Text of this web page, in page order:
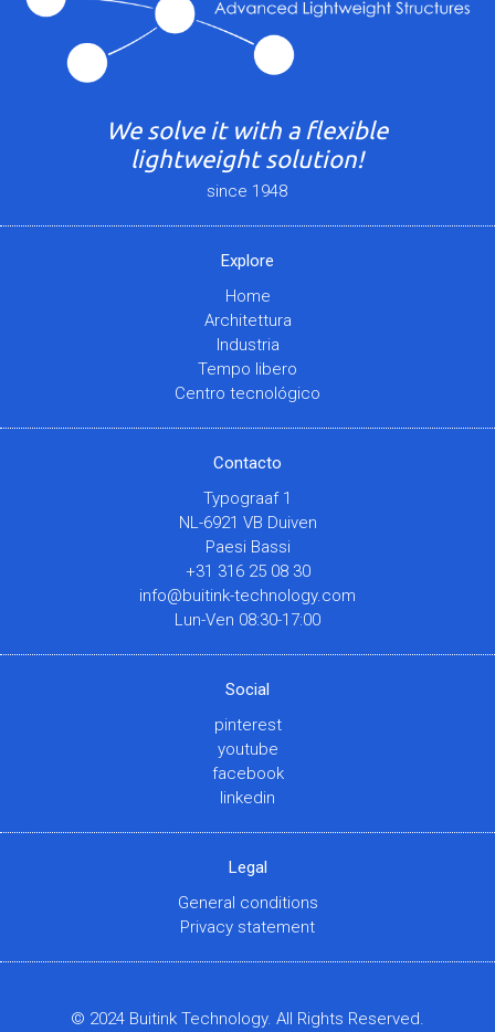
We solve it with a flexible
lightweight solution!
since 1948
Explore
Home
Architettura
Industria
Tempo libero
Centro tecnológico
Contacto
Typograaf 1
NL-6921 VB Duiven
Paesi Bassi
+31 316 25 08 30
info@buitink-technology.com
Lun-Ven 08:30-17:00
Social
pinterest
youtube
facebook
linkedin
Legal
General conditions
Privacy statement
© 2024 Buitink Technology. All Rights Reserved.